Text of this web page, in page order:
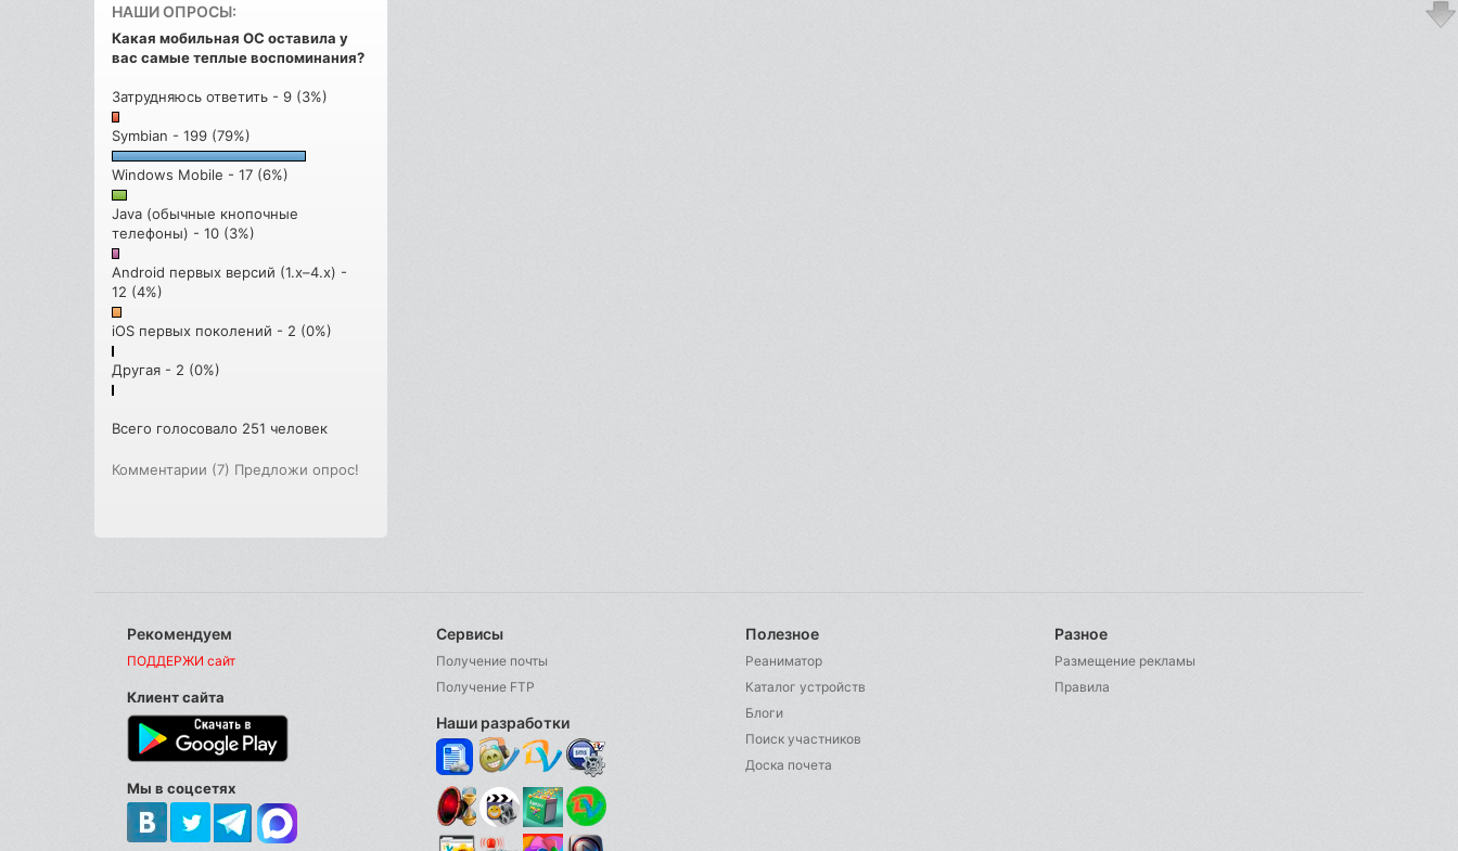
НАШИ ОПРОСЫ:
Какая мобильная ОС оставила у
вас самые теплые воспоминания?
Затрудняюсь ответить - 9 (3%)
Symbian - 199 (79%)
Windows Mobile - 17 (6%)
Java (обычные кнопочные
телефоны) - 10 (3%)
Android первых версий (1.x–4.x) -
12 (4%)
iOS первых поколений - 2 (0%)
Другая - 2 (0%)
Всего голосовало 251 человек
Комментарии (7) Предложи опрос!
Рекомендуем
ПОДДЕРЖИ сайт
Клиент сайта
Мы в соцсетях
Сервисы
Получение почты
Получение FTP
Наши разработки
Полезное
Реаниматор
Каталог устройств
Блоги
Поиск участников
Доска почета
Разное
Размещение рекламы
Правила